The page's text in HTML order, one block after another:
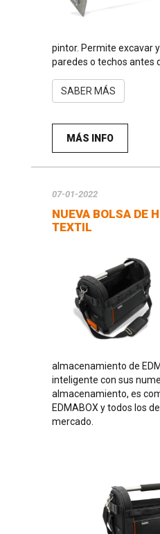
pintor. Permite excavar
paredes o techos antes
SABER MÁS
MÁS INFO
07-01-2022
NUEVA BOLSA DE
TEXTIL
almacenamiento de
inteligente con sus
almacenamiento, es
EDMABOX y todos los
mercado.